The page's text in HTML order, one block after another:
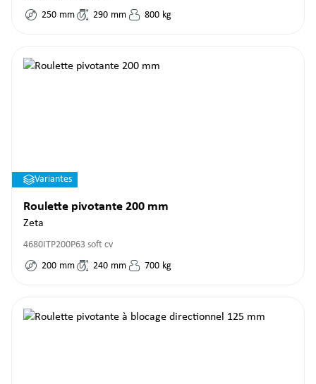
250 mm 290 mm 800 kg
Variantes
Roulette pivotante 200 mm
Zeta
4680ITP200P63 soft cv
200 mm 240 mm 700 kg